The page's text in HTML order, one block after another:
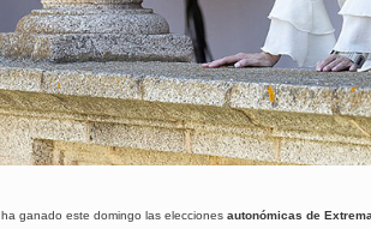
ha ganado este domingo las elecciones autonómicas de